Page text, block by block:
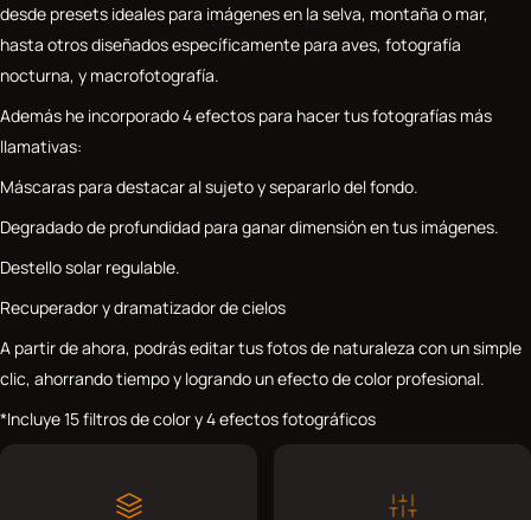
desde presets ideales para imágenes en la selva, montaña o mar,
hasta otros diseñados específicamente para aves, fotografía
nocturna, y macrofotografía.
Además he incorporado 4 efectos para hacer tus fotografías más
llamativas:
Máscaras para destacar al sujeto y separarlo del fondo.
Degradado de profundidad para ganar dimensión en tus imágenes.
Destello solar regulable.
Recuperador y dramatizador de cielos
A partir de ahora, podrás editar tus fotos de naturaleza con un simple
clic, ahorrando tiempo y logrando un efecto de color profesional.
*Incluye 15 filtros de color y 4 efectos fotográficos